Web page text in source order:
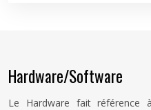
Hardware/Software
Le Hardware fait référence